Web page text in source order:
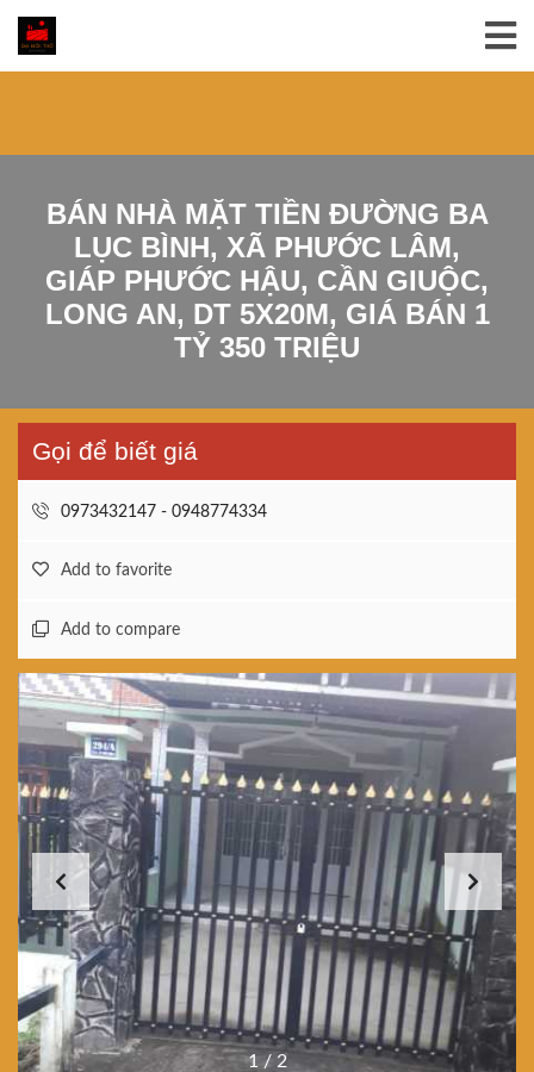
BÁN NHÀ MẶT TIỀN ĐƯỜNG BA
LỤC BÌNH, XÃ PHƯỚC LÂM,
GIÁP PHƯỚC HẬU, CẦN GIUỘC,
LONG AN, DT 5X20M, GIÁ BÁN 1
TỶ 350 TRIỆU
Gọi để biết giá
0973432147 - 0948774334
Add to favorite
Add to compare
1/ 2